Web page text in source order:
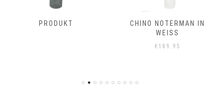
PRODUKT
CHINO NOTERMAN IN
WEISS
€ 189.95